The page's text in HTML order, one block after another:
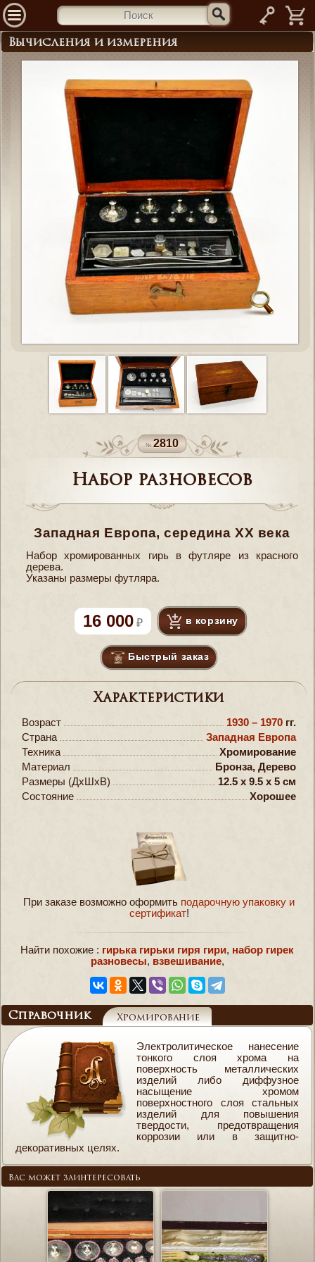
—
Вычисления и измерения
2810
Набор разновесов
Западная Европа, середина XX века
Набор хромированных гирь в футляре из красного
дерева.
Указаны размеры футляра.
16 000 в корзину
Быстрый заказ
Характеристики
Возраст 1930 – 1970 гг.
Страна
Западная Европа
Техника
Хромирование
Материал
Бронза, Дерево
Размеры (ДxШxВ)
12.5 x 9.5 x 5 см
Состояние
Хорошее
При заказе возможно оформить подарочную упаковку и
сертификат!
Найти похожие : гирька гирьки гиря гири, набор гирек
разновесы, взвешивание,
Справочник Хромирование
Электролитическое нанесение
тонкого слоя хрома на
поверхность металлических
изделий либо диффузное
насыщение хромом
поверхностного слоя стальных
изделий для повышения
твердости, предотвращения
коррозии или в защитно-
декоративных целях.
Вас может заинтересовать